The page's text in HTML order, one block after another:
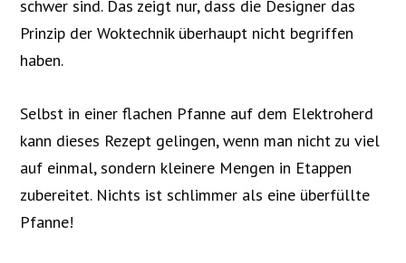
schwer sind. Das zeigt nur, dass die Designer das
Prinzip der Woktechnik überhaupt nicht begriffen
haben.
Selbst in einer flachen Pfanne auf dem Elektroherd
kann dieses Rezept gelingen, wenn man nicht zu viel
auf einmal, sondern kleinere Mengen in Etappen
zubereitet. Nichts ist schlimmer als eine überfüllte
Pfanne!